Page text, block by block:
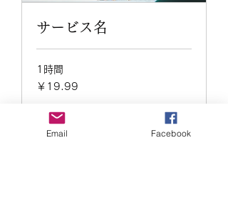
サービス名
1時間
19.99
円
￥19.99
Email Facebook